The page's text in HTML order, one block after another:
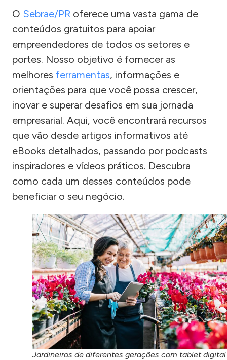
O Sebrae/PR oferece uma vasta gama de
conteúdos gratuitos para apoiar
empreendedores de todos os setores e
portes. Nosso objetivo é fornecer as
melhores ferramentas, informações e
orientações para que você possa crescer,
inovar e superar desafios em sua jornada
empresarial. Aqui, você encontrará recursos
que vão desde artigos informativos até
eBooks detalhados, passando por podcasts
inspiradores e vídeos práticos. Descubra
como cada um desses conteúdos pode
beneficiar o seu negócio.
Jardineiros de diferentes gerações com tablet digital